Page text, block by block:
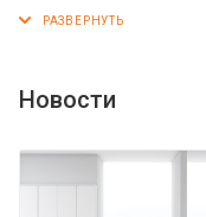
которые прочно
между столешницей и
Новости